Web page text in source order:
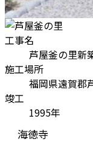
工事名
芦屋釜の里新
施工場所
福岡県遠賀郡
竣工
1995年
海徳寺